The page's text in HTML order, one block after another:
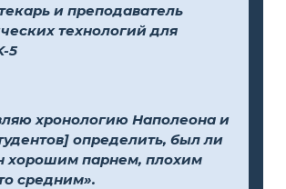
и преподаватель
технологий для
5
хронологию Наполеона и
определить, был ли
хорошим парнем, плохим
средним».